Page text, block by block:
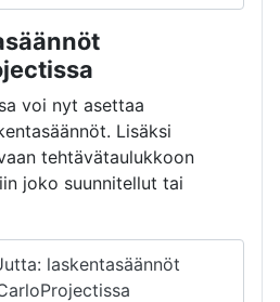
voi nyt asettaa
Lisäksi
tehtävätaulukkoon
joko suunnitellut tai
laskentasäännöt